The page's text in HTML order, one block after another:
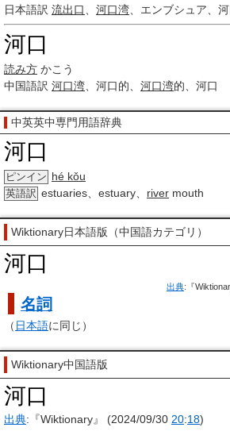
日本語訳 流出口 河口湾 、エンブシュア、河
河口
読み方 かこう
中国語訳 河口湾 、河口的、 河口湾的、河口
中英英中専門用語辞典
河口
ピンイン hé kǒu
英語訳 estuaries、estuary、 river mouth
Wiktionary日本語版（中国語カテゴリ）
河口
出典:『
名詞
（ 日本語に同じ）
Wiktionary中国語版
河口
出典:『Wiktionary』 (2024/09/30 20:18)